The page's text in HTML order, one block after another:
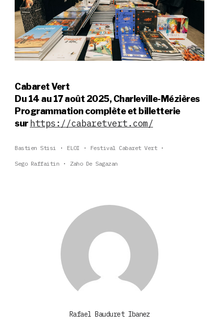
Cabaret Vert
Du 14 au 17 août 2025, Charleville-Mézières
Programmation complète et billetterie
sur https://cabaretvert.com/
Bastien Stisi ELOI Festival Cabaret Vert
Sego Raffaitin Zaho De Sagazan
Rafael Bauduret Ibanez